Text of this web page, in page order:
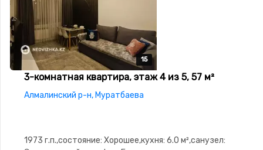
15
15
15
15
15
3-комнатная квартира, этаж 4 из 5, 57 м²
Алмалинский р-н, Муратбаева
1973 г.п.,состояние: Хорошее,кухня: 6.0 м²,санузел: